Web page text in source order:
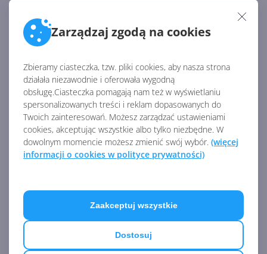
Zarządzaj zgodą na cookies
Zbieramy ciasteczka, tzw. pliki cookies, aby nasza strona
działała niezawodnie i oferowała wygodną
obsługę.Ciasteczka pomagają nam też w wyświetlaniu
spersonalizowanych treści i reklam dopasowanych do
Twoich zainteresowań. Możesz zarządzać ustawieniami
cookies, akceptując wszystkie albo tylko niezbędne. W
dowolnym momencie możesz zmienić swój wybór. (więcej
informacji o cookies w polityce prywatności)
Dostosuj
Zaakceptuj wszystkie
(WIN + X).
Pasek zadań:
Pasek zadań czasami migocze podczas
przełączania metod wprowadzania.
Wyszukiwanie:
zadań panel może się nie otworzyć. W tym
przypadku może pomóc ponowne uruchomienie
procesu "Windows Explorer".
Panel wyszukiwania może wyświetlać się czarny